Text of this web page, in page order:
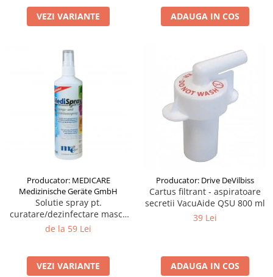
VEZI VARIANTE ADAUGA IN COS
Producator: MEDICARE
Medizinische Geräte GmbH
Solutie spray pt.
curatare/dezinfectare masca
CPAP - MediSpray Neutral
de la 59 Lei
VEZI VARIANTE
Producator: Drive DeVilbiss
Cartus filtrant - aspiratoare
secretii VacuAide QSU 800 ml
39 Lei
ADAUGA IN COS